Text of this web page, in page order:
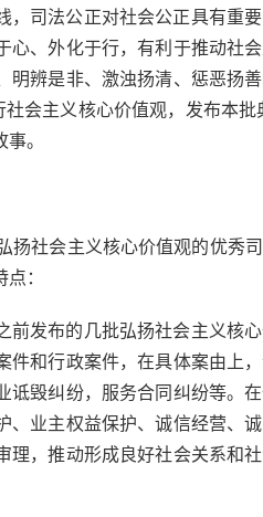
，司法公正对社会公正具有重
、外化于行，有利于推动社
明辨是非、激浊扬清、惩恶扬
会主义核心价值观，发布本批
。
扬社会主义核心价值观的优秀
：
前发布的几批弘扬社会主义核
和行政案件，在具体案由上
毁纠纷，服务合同纠纷等。
、业主权益保护、诚信经营、
，推动形成良好社会关系和